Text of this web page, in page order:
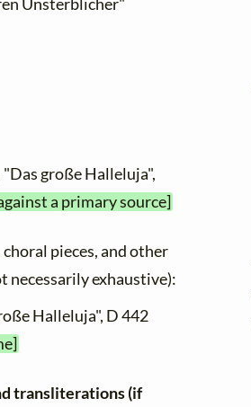
Unsterblicher"
"Das große Halleluja",
a primary source]
choral pieces, and other
necessarily exhaustive):
Halleluja", D 442
transliterations (if